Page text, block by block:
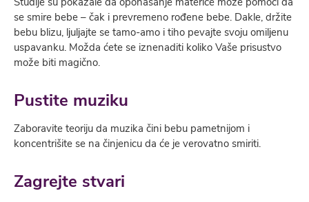
se smire bebe – čak i prevremeno rođene bebe. Dakle, držite
bebu blizu, lјulјajte se tamo-amo i tiho pevajte svoju omilјenu
uspavanku. Možda ćete se iznenaditi koliko Vaše prisustvo
može biti magično.
Pustite muziku
Zaboravite teoriju da muzika čini bebu pametnijom i
koncentrišite se na činjenicu da će je verovatno smiriti.
Zagrejte stvari